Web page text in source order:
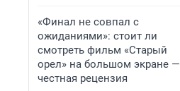
«Финал не совпал с
ожиданиями»: стоит ли
смотреть фильм «Старый
орел» на большом экране —
честная рецензия